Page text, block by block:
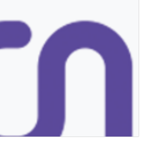
de la comunicación publicitaria.